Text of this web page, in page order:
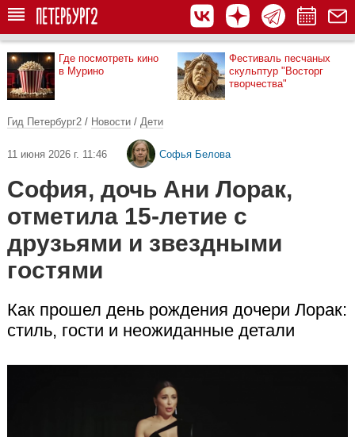
Где посмотреть кино
в Мурино
Фестиваль песчаных
скульптур "Восторг
творчества"
Гид Петербург2 / Новости / Дети
11 июня 2026 г. 11:46 Софья Белова
София, дочь Ани Лорак,
отметила 15-летие с
друзьями и звездными
гостями
Как прошел день рождения дочери Лорак:
стиль, гости и неожиданные детали